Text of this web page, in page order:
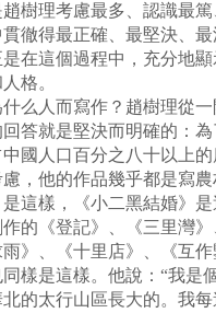
樹理考慮最多、認識最
徹得最正確、最堅決、
在這個過程中，充分地
格。
人而寫作？趙樹理從一
答就是堅決而明確的：
國人口百分之八十以上的
，他的作品幾乎都是寫農
是這樣，《小二黑結婚》
的《登記》、《三里灣
》、《十里店》、《互
樣是這樣。他說：“我是
北的太行山區長大的。我每